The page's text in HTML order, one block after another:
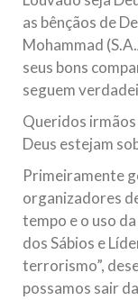
Relações
Kharrazi, que
as bênçãos de
Mohammad
seus bons
seguem
Queridos irmãos
Deus estejam
Primeiramente
organizadores
tempo e o uso
dos Sábios e
terrorismo”,
possamos sair